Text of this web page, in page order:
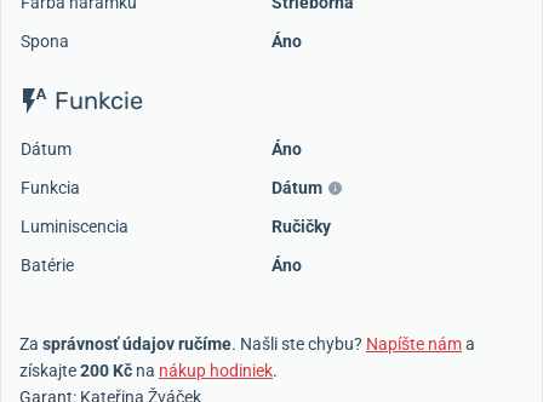
Spona
Áno
Funkcie
Dátum
Áno
Funkcia
Dátum
Luminiscencia
Ručičky
Batérie
Áno
Za správnosť údajov ručíme. Našli ste chybu? Napíšte náma
získajte200 Kč na nákup hodiniek.
Garant: Kateřina Žváček